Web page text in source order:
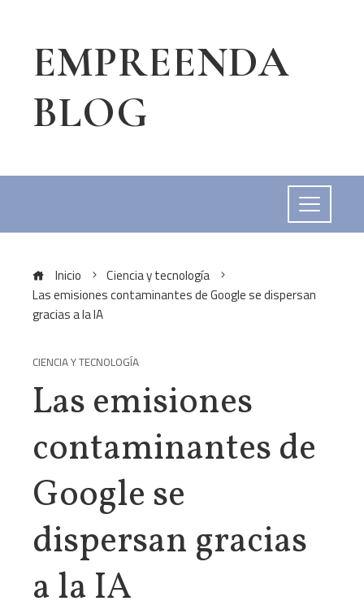
EMPREENDA
BLOG
Inicio
Ciencia y tecnología
Las emisiones contaminantes de Google se dispersan
gracias a la IA
CIENCIA Y TECNOLOGÍA
Las emisiones
contaminantes de
Google se
dispersan gracias
a la IA